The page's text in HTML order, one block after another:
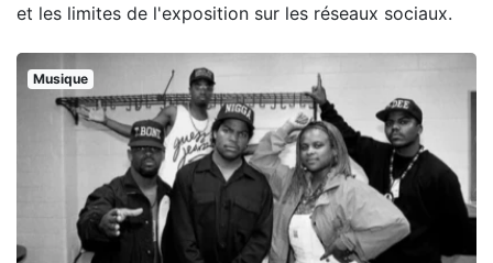
et les limites de l'exposition sur les réseaux sociaux.
Musique